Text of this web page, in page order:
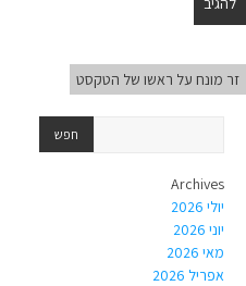
זר מונח על ראשו של הטקסט
Archives
יולי 2026
יוני 2026
מאי 2026
אפריל 2026